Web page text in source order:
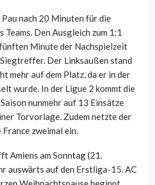
nach 20 Minuten für die
Den Ausgleich zum 1:1
Minute der Nachspielzeit
Der Linksaußen stand
mehr auf dem Platz, da er in der
wurde. In der Ligue 2 kommt die
nunmehr auf 13 Einsätze
Torvorlage. Zudem netzte der
zweimal ein.
Amiens am Sonntag (21.
auswärts auf den Erstliga-15. AC